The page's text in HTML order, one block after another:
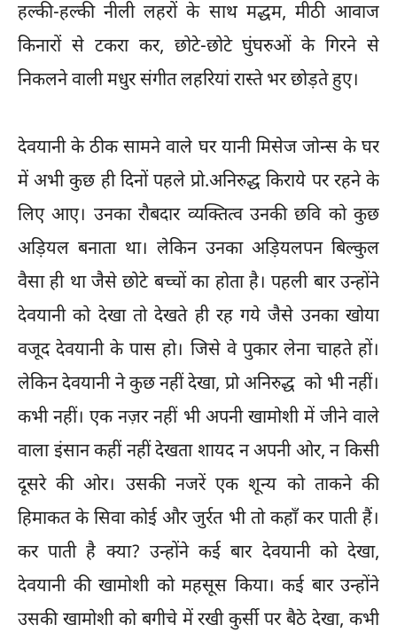
हल्की-हल्की नीली लहरों के साथ मद्धम, मीठी आवाज
किनारों से टकरा कर, छोटे-छोटे घुंघरुओं के गिरने से
निकलने वाली मधुर संगीत लहरियां रास्ते भर छोड़ते हुए।
देवयानी के ठीक सामने वाले घर यानी मिसेज जोन्स के घर
में अभी कुछ ही दिनों पहले प्रो.अनिरुद्ध किराये पर रहने के
लिए आए। उनका रौबदार व्यक्तित्व उनकी छवि को कुछ
अड़ियल बनाता था। लेकिन उनका अड़ियलपन बिल्कुल
वैसा ही था जैसे छोटे बच्चों का होता है। पहली बार उन्होंने
देवयानी को देखा तो देखते ही रह गये जैसे उनका खोया
वजूद देवयानी के पास हो। जिसे वे पुकार लेना चाहते हों।
लेकिन देवयानी ने कुछ नहीं देखा, प्रो अनिरुद्ध को भी नहीं।
कभी नहीं। एक नज़र नहीं भी अपनी खामोशी में जीने वाले
वाला इंसान कहीं नहीं देखता शायद न अपनी ओर, न किसी
दूसरे की ओर। उसकी नजरें एक शून्य को ताकने की
हिमाकत के सिवा कोई और जुर्रत भी तो कहाँ कर पाती हैं।
कर पाती है क्या? उन्होंने कई बार देवयानी को देखा,
देवयानी की खामोशी को महसूस किया। कई बार उन्होंने
उसकी खामोशी को बगीचे में रखी कुर्सी पर बैठे देखा, कभी